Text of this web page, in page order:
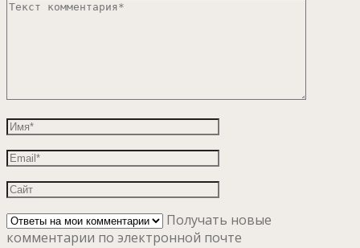
Получать новые
комментарии по электронной почте